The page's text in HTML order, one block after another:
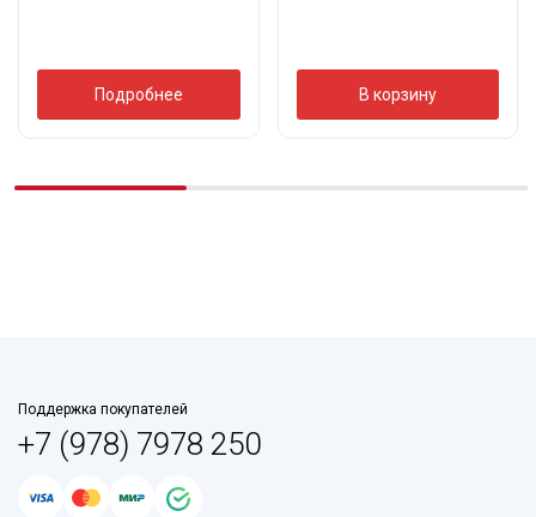
Подробнее В корзину
Поддержка покупателей
+7 (978) 7978 250